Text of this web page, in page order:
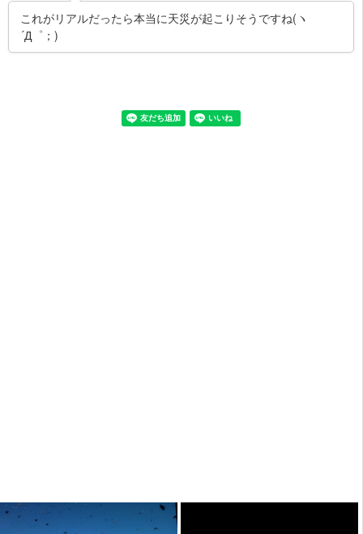
これがリアルだったら本当に天災が起こりそうですね(ヽ
´Д゜；)